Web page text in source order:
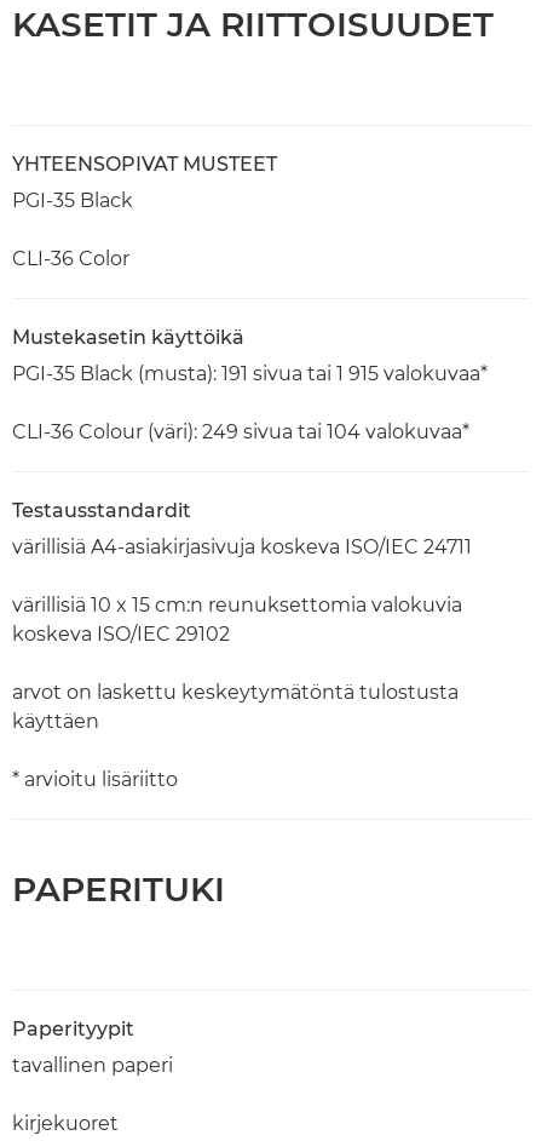
KASETIT JA RIITTOISUUDET
YHTEENSOPIVAT MUSTEET
PGI-35 Black
CLI-36 Color
Mustekasetin käyttöikä
PGI-35 Black (musta): 191 sivua tai 1 915 valokuvaa*
CLI-36 Colour (väri): 249 sivua tai 104 valokuvaa*
Testausstandardit
värillisiä A4-asiakirjasivuja koskeva ISO/IEC 24711
värillisiä 10 x 15 cm:n reunuksettomia valokuvia
koskeva ISO/IEC 29102
arvot on laskettu keskeytymätöntä tulostusta
käyttäen
* arvioitu lisäriitto
PAPERITUKI
Paperityypit
tavallinen paperi
kirjekuoret